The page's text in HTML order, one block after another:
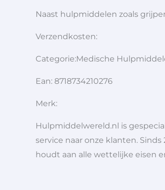
Naast hulpmiddelen zoals
Verzendkosten:
Categorie:Medische
Ean: 8718734210276
Merk:
Hulpmiddelwereld.nl is
service naar onze klanten.
houdt aan alle wettelijke eisen